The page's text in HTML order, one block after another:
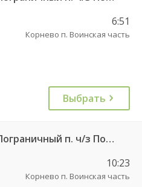
6:51
Корнево п. Воинская часть
Выбрать
133 Калининград АВ — Пограничный п. ч/з Поддубное п.
10:23
Корнево п. Воинская часть